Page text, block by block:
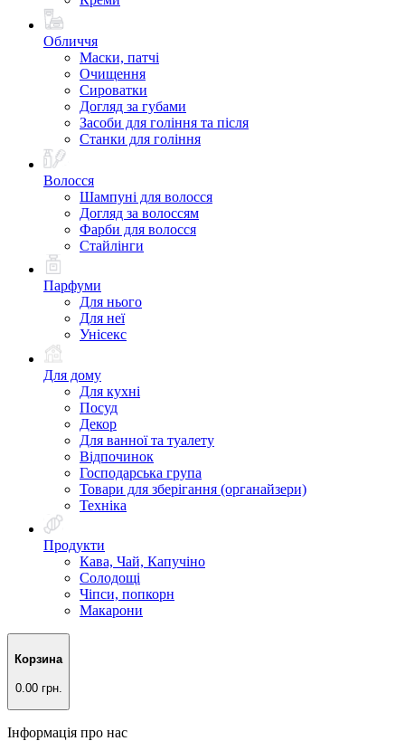
Обличчя
Маски, патчі
Очищення
Сироватки
Догляд за губами
Засоби для гоління та після
Станки для гоління
Волосся
Шампуні для волосся
Догляд за волоссям
Фарби для волосся
Стайлінги
Парфуми
Для нього
Для неї
Унісекс
Для дому
Для кухні
Посуд
Декор
Для ванної та туалету
Відпочинок
Господарська група
Товари для зберігання (органайзери)
Техніка
Продукти
Кава, Чай, Капучіно
Солодощі
Чіпси, попкорн
Макарони
Корзина
0.00 грн.
Інформація про нас